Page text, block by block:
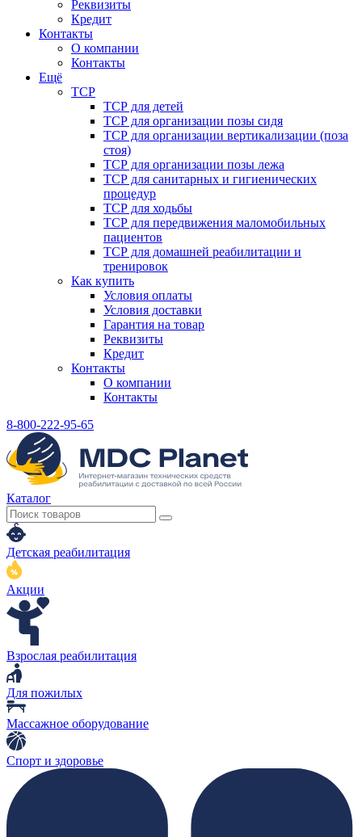
Реквизиты
Кредит
Контакты
О компании
Контакты
Ещё
ТСР
ТСР для детей
ТСР для организации позы сидя
ТСР для организации вертикализации (поза
стоя)
ТСР для организации позы лежа
ТСР для санитарных и гигиенических
процедур
ТСР для ходьбы
ТСР для передвижения маломобильных
пациентов
ТСР для домашней реабилитации и
тренировок
Как купить
Условия оплаты
Условия доставки
Гарантия на товар
Реквизиты
Кредит
Контакты
О компании
Контакты
8-800-222-95-65
Каталог
Детская реабилитация
Акции
Взрослая реабилитация
Для пожилых
Массажное оборудование
Спорт и здоровье